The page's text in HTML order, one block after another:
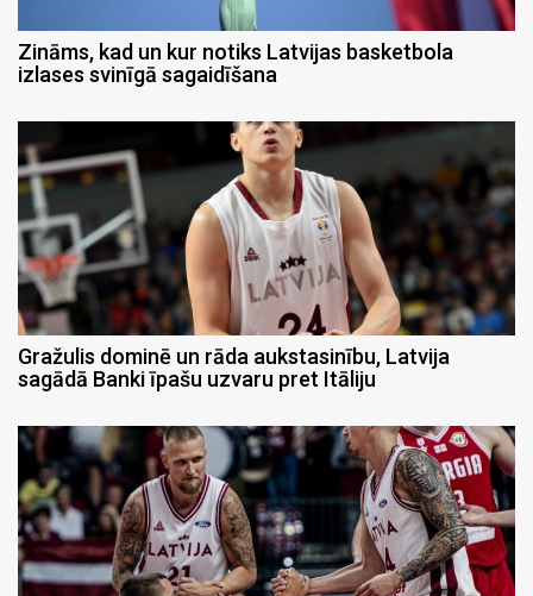
Zināms, kad un kur notiks Latvijas basketbola
izlases svinīgā sagaidīšana
Gražulis dominē un rāda aukstasinību, Latvija
sagādā Banki īpašu uzvaru pret Itāliju